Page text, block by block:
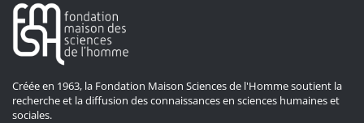
Créée en 1963, la Fondation Maison Sciences de l'Homme soutient la
recherche et la diffusion des connaissances en sciences humaines et
sociales.